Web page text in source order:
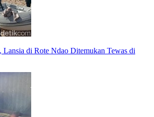
Lansia di Rote Ndao Ditemukan Tewas di